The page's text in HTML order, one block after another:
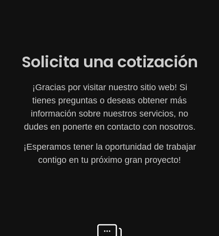
Solicita una cotización
¡Gracias por visitar nuestro sitio web! Si
tienes preguntas o deseas obtener más
información sobre nuestros servicios, no
dudes en ponerte en contacto con nosotros.
¡Esperamos tener la oportunidad de trabajar
contigo en tu próximo gran proyecto!